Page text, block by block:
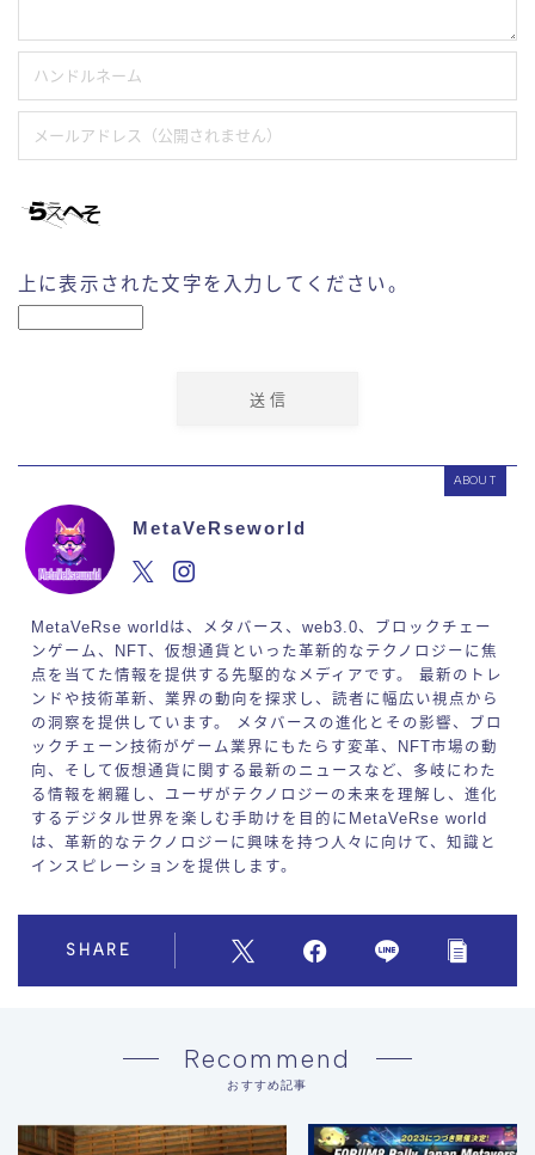
上に表示された文字を入力してください。
ABOUT
MetaVeRseworld
MetaVeRse worldは、メタバース、web3.0、ブロックチェー
ンゲーム、NFT、仮想通貨といった革新的なテクノロジーに焦
点を当てた情報を提供する先駆的なメディアです。 最新のトレ
ンドや技術革新、業界の動向を探求し、読者に幅広い視点から
の洞察を提供しています。 メタバースの進化とその影響、ブロ
ックチェーン技術がゲーム業界にもたらす変革、NFT市場の動
向、そして仮想通貨に関する最新のニュースなど、多岐にわた
る情報を網羅し、ユーザがテクノロジーの未来を理解し、進化
するデジタル世界を楽しむ手助けを目的にMetaVeRse world
は、革新的なテクノロジーに興味を持つ人々に向けて、知識と
インスピレーションを提供します。
SHARE
Recommend
おすすめ記事